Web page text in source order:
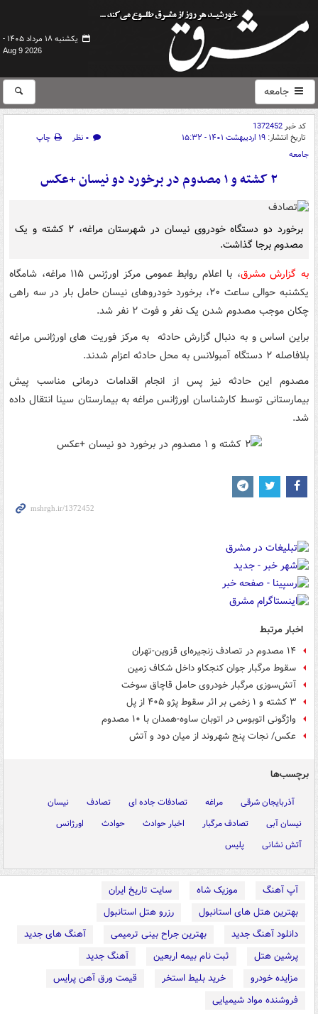
یکشنبه ۱۸ مرداد ۱۴۰۵ -
Aug 9 2026
جامعه
کد خبر1372452
تاریخ انتشار: ۱۹ اردیبهشت ۱۴۰۱ - ۱۵:۳۲ ۰ نظر
چاپ
جامعه
۲ کشته و ۱ مصدوم در برخورد دو نیسان +عکس
برخورد دو دستگاه خودروی نیسان در شهرستان مراغه، ۲ کشته و یک
مصدوم برجا گذاشت.
به گزارش مشرق
، با اعلام روابط عمومی مرکز اورژنس ۱۱۵ مراغه، شامگاه
یکشنبه حوالی ساعت ۲۰، برخورد خودروهای نیسان حامل بار در سه راهی
چکان موجب مصدوم شدن یک نفر و فوت ۲ نفر شد.
براین اساس و به دنبال گزارش حادثه به مرکز فوریت های اورژانس مراغه
بلافاصله ۲ دستگاه آمبولانس به محل حادثه اعزام شدند.
مصدوم این حادثه نیز پس از انجام اقدامات درمانی مناسب پیش
بیمارستانی توسط کارشناسان اورژانس مراغه به بیمارستان سینا انتقال داده
شد.
اخبار مرتبط
١۴ مصدوم در تصادف زنجیره‌ای قزوین-تهران
سقوط مرگبار جوان کنجکاو داخل شکاف زمین
آتش‌سوزی مرگبار خودروی حامل قاچاق سوخت
۳ کشته و ۱ زخمی بر اثر سقوط پژو ۴۰۵ از پل
واژگونی اتوبوس در اتوبان ساوه-همدان با ۱۰ مصدوم
عکس/ نجات پنج شهروند از میان دود و آتش
برچسب‌ها
آذربایجان شرقی مراغه تصادفات جاده ای تصادف
نیسان
نیسان آبی
تصادف مرگبار اخبار حوادث حوادث
اورژانس
آتش نشانی
پلیس
آپ آهنگ موزیک شاه
سایت تاریخ ایران
بهترین هتل های استانبول
رزرو هتل استانبول
دانلود آهنگ جدید
بهترین جراح بینی ترمیمی
آهنگ های جدید
پرشین هتل
ثبت نام بیمه اربعین
آهنگ جدید
مزایده خودرو
خرید بلیط استخر
قیمت ورق آهن پرایس
فروشنده مواد شیمیایی